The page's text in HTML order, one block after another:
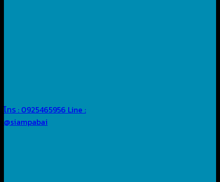
โทร : 0925465956 Line :
@siampabai